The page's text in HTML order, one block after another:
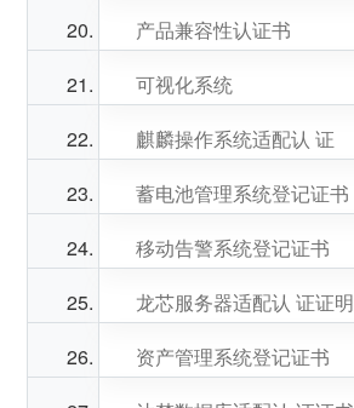
产品兼容性认证书
可视化系统
麒麟操作系统适配认 证
蓄电池管理系统登记证书
移动告警系统登记证书
龙芯服务器适配认 证证明
资产管理系统登记证书